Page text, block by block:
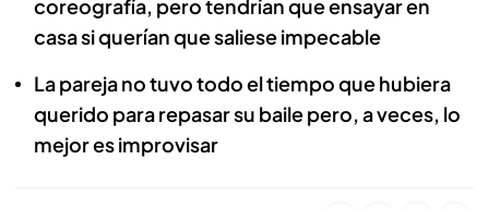
coreografía, pero tendrían que ensayar en
casa si querían que saliese impecable
La pareja no tuvo todo el tiempo que hubiera
querido para repasar su baile pero, a veces, lo
mejor es improvisar